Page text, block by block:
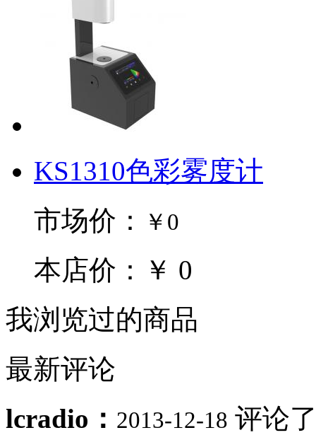
KS1310色彩雾度计
市场价：
￥0
本店价：￥ 0
我浏览过的商品
最新评论
lcradio： 2013-12-18 评论